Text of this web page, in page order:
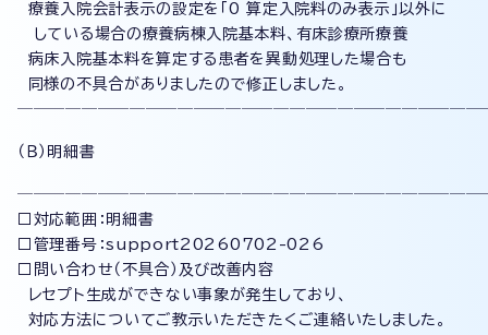
療養入院会計表示の設定を「0 算定入院料のみ表示」以外に
している場合の療養病棟入院基本料、有床診療所療養
病床入院基本料を算定する患者を異動処理した場合も
同様の不具合がありましたので修正しました。
（Ｂ）明細書
□対応範囲：明細書
□管理番号：support20260702-026
□問い合わせ（不具合）及び改善内容
レセプト生成ができない事象が発生しており、
対応方法についてご教示いただきたくご連絡いたしました。